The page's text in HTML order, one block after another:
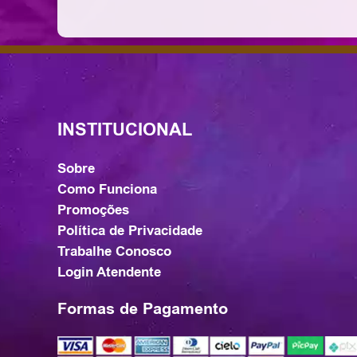
INSTITUCIONAL
Sobre
Como Funciona
Promoções
Política de Privacidade
Trabalhe Conosco
Login Atendente
Formas de Pagamento